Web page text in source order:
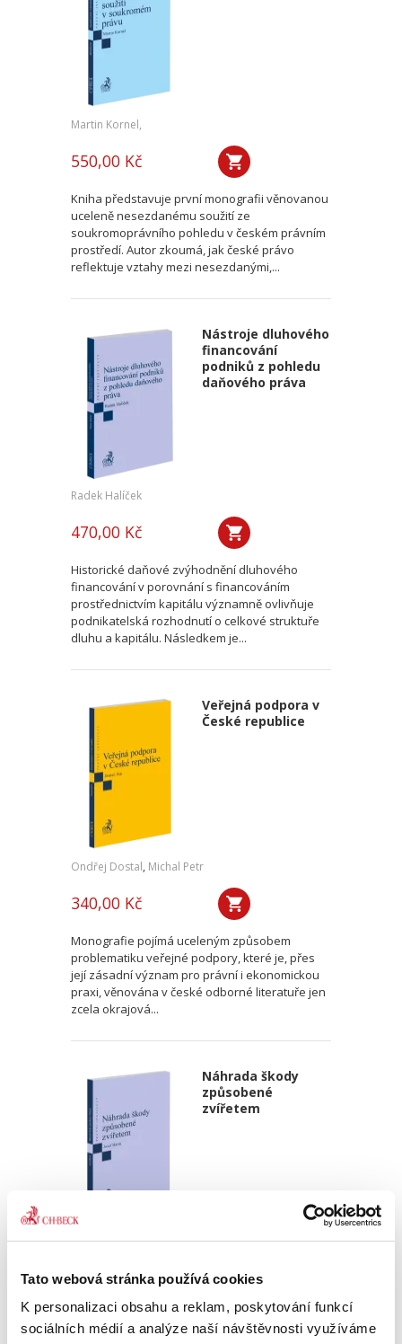
Tato webová stránka používá cookies
K personalizaci obsahu a reklam, poskytování funkcí
sociálních médií a analýze naší návštěvnosti využíváme
Martin Kornel,
550,00 Kč
Kniha představuje první monografii věnovanou
uceleně nesezdanému soužití ze
soukromoprávního pohledu v českém právním
prostředí. Autor zkoumá, jak české právo
reflektuje vztahy mezi nesezdanými,...
Nástroje dluhového
financování
podniků z pohledu
daňového práva
Radek Halíček
470,00 Kč
Historické daňové zvýhodnění dluhového
financování v porovnání s financováním
prostřednictvím kapitálu významně ovlivňuje
podnikatelská rozhodnutí o celkové struktuře
dluhu a kapitálu. Následkem je...
Veřejná podpora v
České republice
Ondřej Dostal, Michal Petr
340,00 Kč
Monografie pojímá uceleným způsobem
problematiku veřejné podpory, které je, přes
její zásadní význam pro právní i ekonomickou
praxi, věnována v české odborné literatuře jen
zcela okrajová...
Náhrada škody
způsobené
zvířetem
Josef Bártů
390,00 Kč
Publikace pojednává o předpokladech vzniku
povinnosti nahradit újmu způsobenou zvířetem